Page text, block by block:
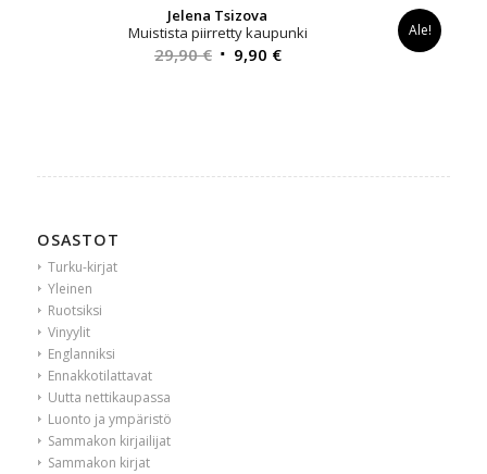
Jelena Tsizova
Muistista piirretty kaupunki
29,90€ Alkuperäinen
9,90 €Nykyinen
Ale!
OSASTOT
Turku-kirjat
Yleinen
Ruotsiksi
Vinyylit
Englanniksi
Ennakkotilattavat
Uutta nettikaupassa
Luonto ja ympäristö
Sammakon kirjailijat
Sammakon kirjat